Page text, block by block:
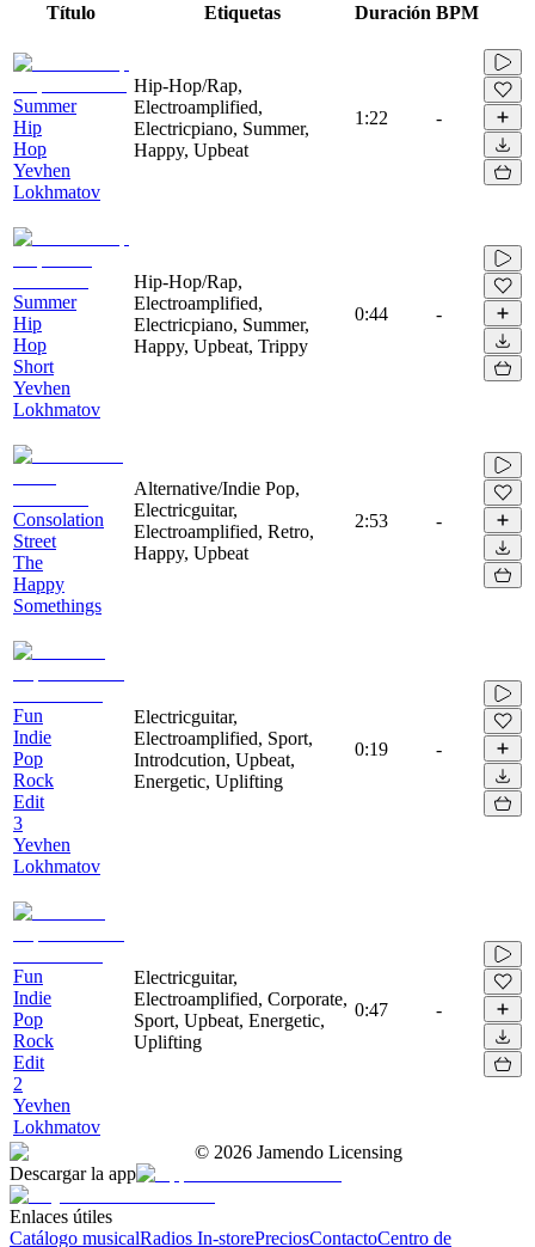
Título Etiquetas Duración BPM
Summer
Hip
Hop
Yevhen
Lokhmatov
Hip-Hop/Rap,
Electroamplified,
Electricpiano, Summer,
Happy, Upbeat
1:22 -
Summer
Hip
Hop
Short
Yevhen
Lokhmatov
Hip-Hop/Rap,
Electroamplified,
Electricpiano, Summer,
Happy, Upbeat, Trippy
0:44 -
Consolation
Street
The
Happy
Somethings
Alternative/Indie Pop,
Electricguitar,
Electroamplified, Retro,
Happy, Upbeat
2:53 -
Fun
Indie
Pop
Rock
Edit
3
Yevhen
Lokhmatov
Electricguitar,
Electroamplified, Sport,
Introdcution, Upbeat,
Energetic, Uplifting
0:19 -
Fun
Indie
Pop
Rock
Edit
2
Yevhen
Lokhmatov
Electricguitar,
Electroamplified, Corporate,
Sport, Upbeat, Energetic,
Uplifting
0:47 -
© 2026 Jamendo Licensing
Descargar la app
Enlaces útiles
Catálogo musicalRadios In-storePreciosContactoCentro de